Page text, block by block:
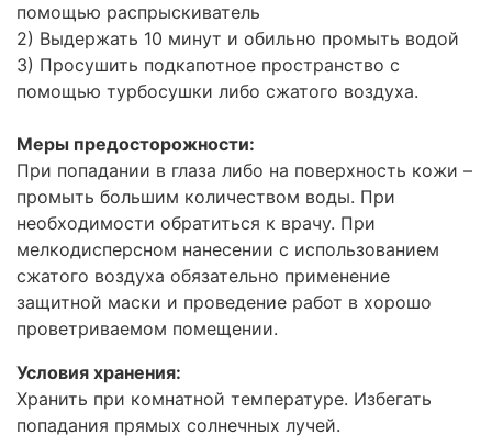
помощью распрыскиватель
2) Выдержать 10 минут и обильно промыть водой
3) Просушить подкапотное пространство с
помощью турбосушки либо сжатого воздуха.
Меры предосторожности:
При попадании в глаза либо на поверхность кожи –
промыть большим количеством воды. При
необходимости обратиться к врачу. При
мелкодисперсном нанесении с использованием
сжатого воздуха обязательно применение
защитной маски и проведение работ в хорошо
проветриваемом помещении.
Условия хранения:
Хранить при комнатной температуре. Избегать
попадания прямых солнечных лучей.